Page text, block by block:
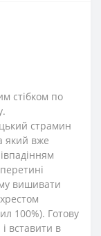
стібком по
страмин
який вже
вишивати
100%). Готову
вставити в